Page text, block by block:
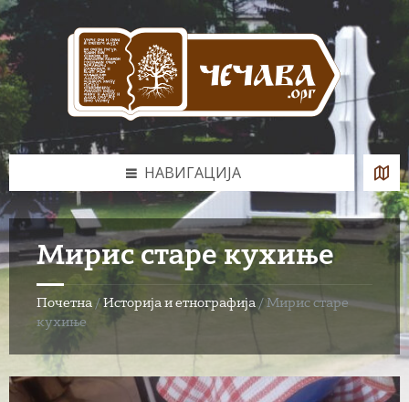
Skip
to
content
Skip
to
left
sidebar
Skip
to
footer
НАВИГАЦИЈА
Мирис старе кухиње
Почетна /Историја и етнографија / Мирис старе
кухиње